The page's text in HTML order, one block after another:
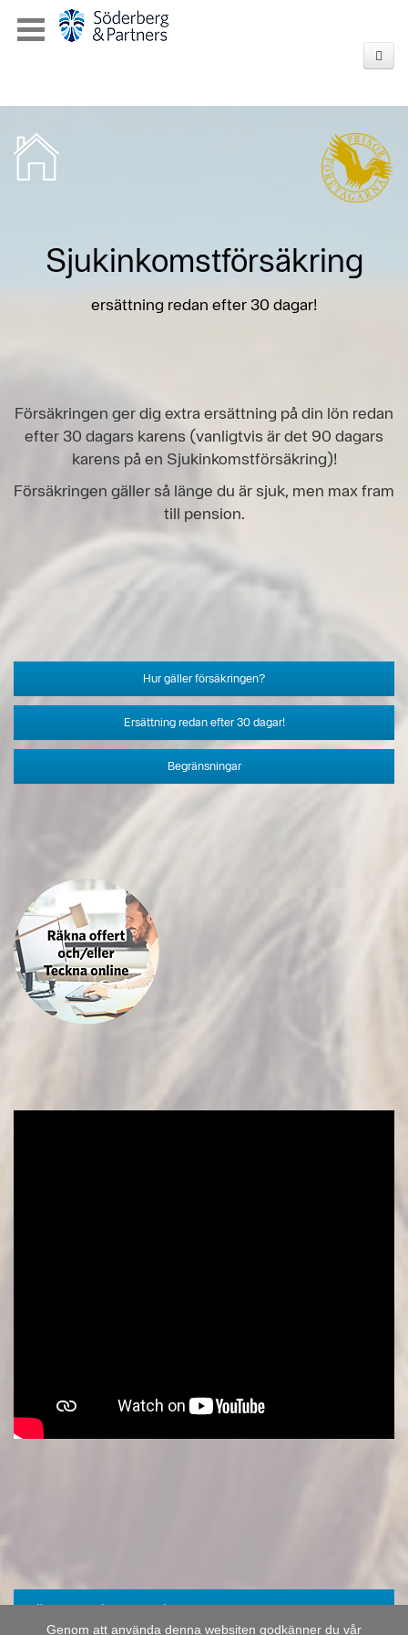
Sjukinkomstförsäkring
ersättning redan efter 30 dagar!
Försäkringen ger dig extra ersättning på din lön redan
efter 30 dagars karens (vanligtvis är det 90 dagars
karens på en Sjukinkomstförsäkring)!
Försäkringen gäller så länge du är sjuk, men max fram
till pension.
Hur gäller försäkringen?
Ersättning redan efter 30 dagar!
Begränsningar
Läs om Ulrika som fick ALS
Genom att använda denna websiten godkänner du vår